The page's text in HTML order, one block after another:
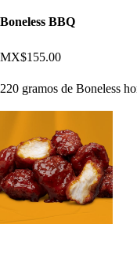
Boneless BBQ
MX$155.00
220 gramos de Boneless